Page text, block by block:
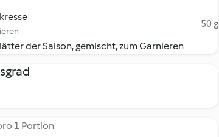
50 g
der Saison, gemischt, zum Garnieren
1 Portion